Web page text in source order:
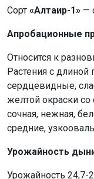
Сорт «Алтаир-1» —
Апробационные
Относится к
Растения с
сердцевидные,
желтой окраски со
сочная, нежная,
средние,
Урожайность
Урожайность 24,7-